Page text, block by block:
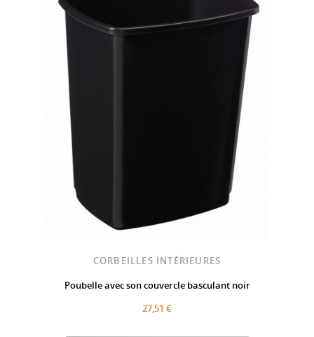
CORBEILLES INTÉRIEURES
Poubelle avec son couvercle basculant noir
27,51 €